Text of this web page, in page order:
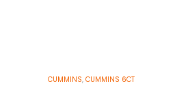
CUMMINS, CUMMINS 6CT